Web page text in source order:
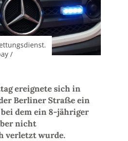
/
ereignete sich in
Berliner Straße ein
dem ein 8-jähriger
nicht
verletzt wurde.